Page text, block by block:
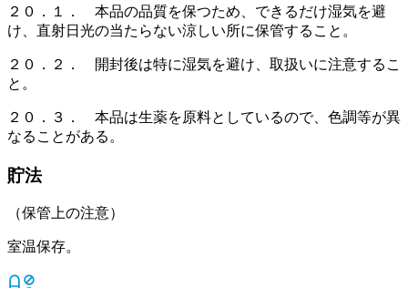
２０．１． 本品の品質を保つため、できるだけ湿気を避
け、直射日光の当たらない涼しい所に保管すること。
２０．２． 開封後は特に湿気を避け、取扱いに注意するこ
と。
２０．３． 本品は生薬を原料としているので、色調等が異
なることがある。
貯法
（保管上の注意）
室温保存。